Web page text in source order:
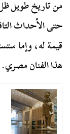
من تاريخ طويل
حتى الأحداث
قيمة له، وإما
هذا الفنان مصري.